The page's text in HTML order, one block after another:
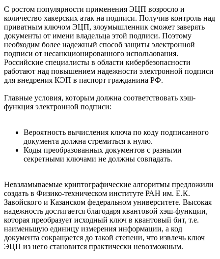
С ростом популярности применения ЭЦП возросло и
количество хакерских атак на подписи. Получив контроль над
приватным ключом ЭЦП, злоумышленник сможет заверять
документы от имени владельца этой подписи. Поэтому
необходим более надежный способ защиты электронной
подписи от несанкционированного использования.
Российские специалисты в области кибербезопасности
работают над повышением надежности электронной подписи
для внедрения КЭП в паспорт гражданина РФ.
Главные условия, которым должна соответствовать хэш-
функция электронной подписи:
Вероятность вычисления ключа по коду подписанного
документа должна стремиться к нулю.
Коды преобразованных документов с разными
секретными ключами не должны совпадать.
Невзламываемые криптографические алгоритмы предложили
создать в Физико-техническом институте РАН им. Е.К.
Завойского и Казанском федеральном университете. Высокая
надежность достигается благодаря квантовой хэш-функции,
которая преобразует исходный ключ в квантовый бит, т.е.
наименьшую единицу измерения информации, а код
документа сокращается до такой степени, что извлечь ключ
ЭЦП из него становится практически невозможным.